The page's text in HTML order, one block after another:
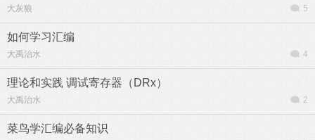
大灰狼 5
如何学习汇编
大禹治水 4
理论和实践 调试寄存器（DRx）
大禹治水 2
菜鸟学汇编必备知识